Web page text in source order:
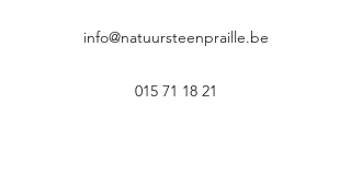
info@natuursteenpraille.be
015 71 18 21